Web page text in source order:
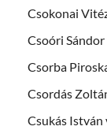
Csokonai
Csoóri
Csorba
Csordás
Csukás István